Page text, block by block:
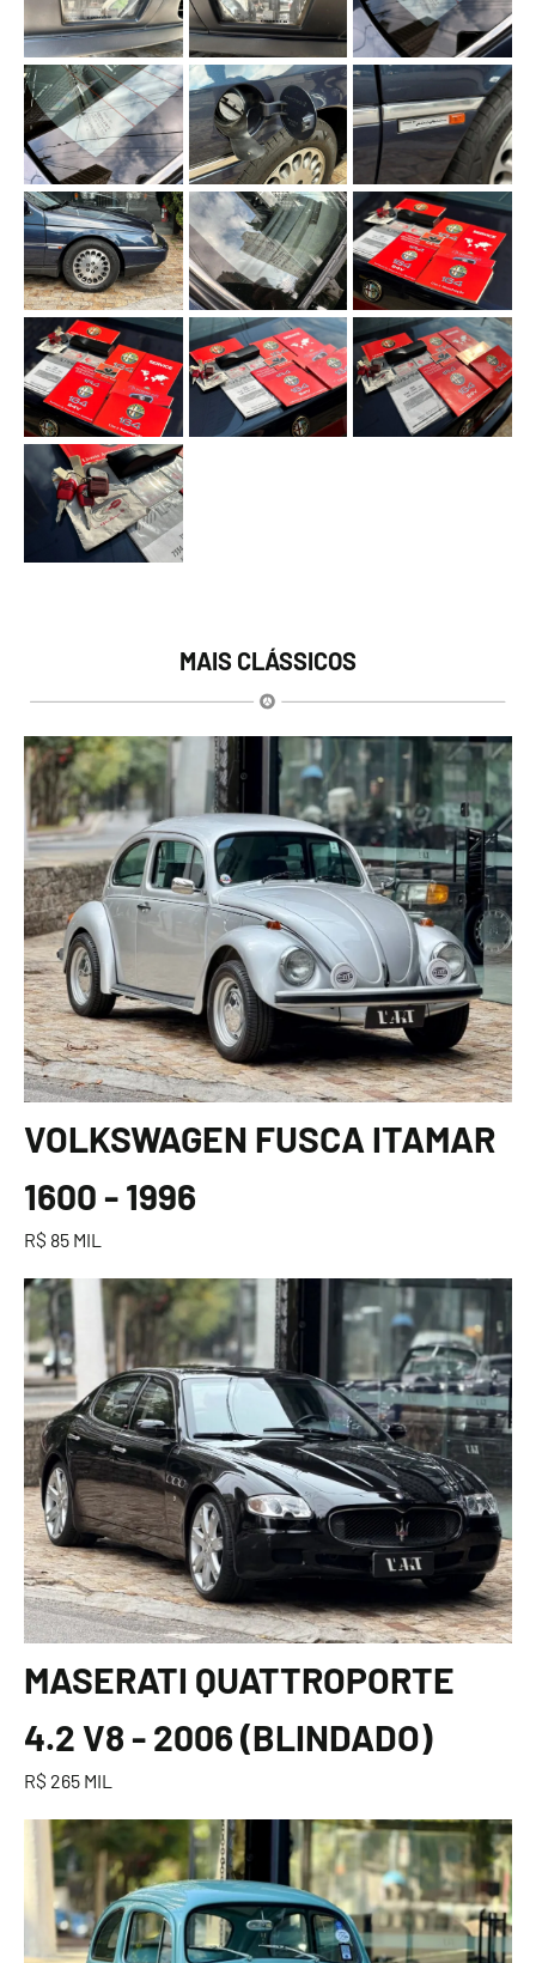
MAIS CLÁSSICOS
VOLKSWAGEN FUSCA ITAMAR
1600 - 1996
R$ 85 MIL
MASERATI QUATTROPORTE
4.2 V8 - 2006 (BLINDADO)
R$ 265 MIL